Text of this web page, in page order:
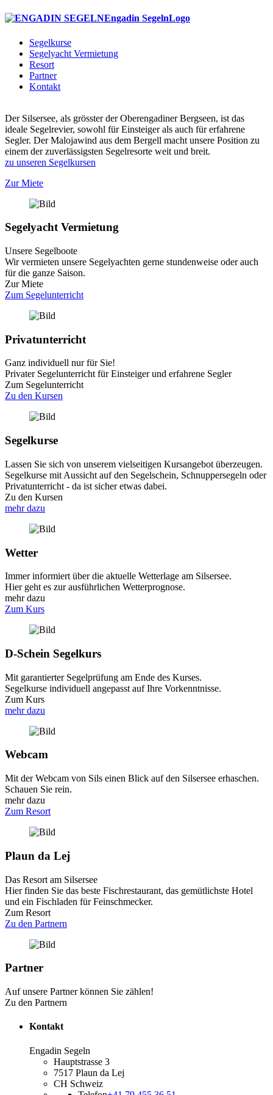
Engadin SegelnLogo
Segelkurse
Segelyacht Vermietung
Resort
Partner
Kontakt
Der Silsersee, als grösster der Oberengadiner Bergseen, ist das
ideale Segelrevier, sowohl für Einsteiger als auch für erfahrene
Segler. Der Malojawind aus dem Bergell macht unsere Position zu
einem der zuverlässigsten Segelresorte weit und breit.
zu unseren Segelkursen
Zur Miete
Segelyacht Vermietung
Unsere Segelboote
Wir vermieten unsere Segelyachten gerne stundenweise oder auch
für die ganze Saison.
Zur Miete
Zum Segelunterricht
Privatunterricht
Ganz individuell nur für Sie!
Privater Segelunterricht für Einsteiger und erfahrene Segler
Zum Segelunterricht
Zu den Kursen
Segelkurse
Lassen Sie sich von unserem vielseitigen Kursangebot überzeugen.
Segelkurse mit Aussicht auf den Segelschein, Schnuppersegeln oder
Privatunterricht - da ist sicher etwas dabei.
Zu den Kursen
mehr dazu
Wetter
Immer informiert über die aktuelle Wetterlage am Silsersee.
Hier geht es zur ausführlichen Wetterprognose.
mehr dazu
Zum Kurs
D-Schein Segelkurs
Mit garantierter Segelprüfung am Ende des Kurses.
Segelkurse individuell angepasst auf Ihre Vorkenntnisse.
Zum Kurs
mehr dazu
Webcam
Mit der Webcam von Sils einen Blick auf den Silsersee erhaschen.
Schauen Sie rein.
mehr dazu
Zum Resort
Plaun da Lej
Das Resort am Silsersee
Hier finden Sie das beste Fischrestaurant, das gemütlichste Hotel
und ein Fischladen für Feinschmecker.
Zum Resort
Zu den Partnern
Partner
Auf unsere Partner können Sie zählen!
Zu den Partnern
Kontakt
Engadin Segeln
Hauptstrasse 3
7517 Plaun da Lej
CH Schweiz